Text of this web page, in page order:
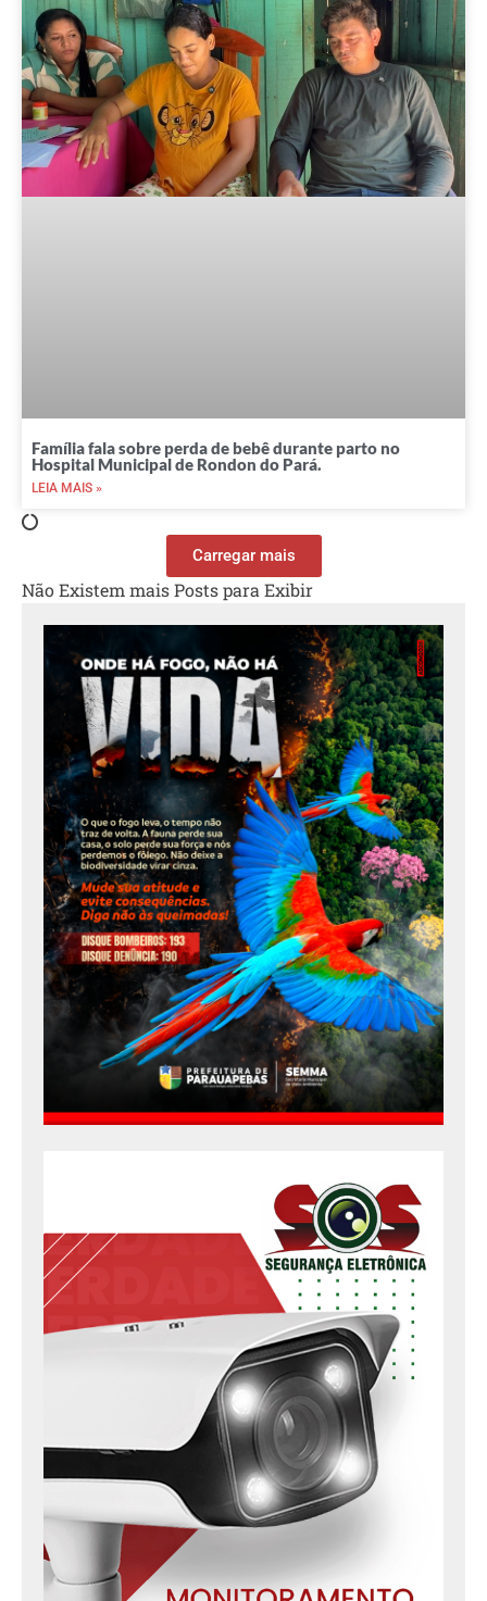
Família fala sobre perda de bebê durante parto no
Hospital Municipal de Rondon do Pará.
LEIA MAIS »
Carregar mais
Não Existem mais Posts para Exibir